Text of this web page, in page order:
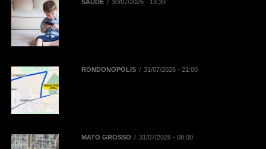
SAÚDE 30/07/2026 - 13:39
RONDONÓPOLIS 31/07/2026 - 21:00
MATO GROSSO 31/07/2026 - 08:00